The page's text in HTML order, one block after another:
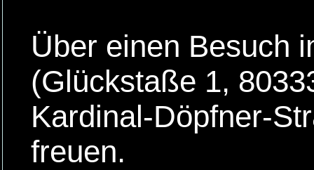
Über einen Besuch
(Glückstaße 1,
Kardinal-Döpfner-
freuen.